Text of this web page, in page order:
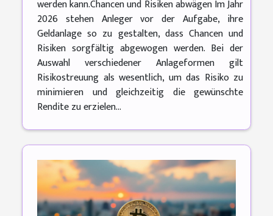
werden kann.Chancen und Risiken abwägen Im Jahr
2026 stehen Anleger vor der Aufgabe, ihre
Geldanlage so zu gestalten, dass Chancen und
Risiken sorgfältig abgewogen werden. Bei der
Auswahl verschiedener Anlageformen gilt
Risikostreuung als wesentlich, um das Risiko zu
minimieren und gleichzeitig die gewünschte
Rendite zu erzielen...